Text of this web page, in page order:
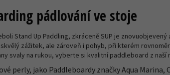
pádlování ve stoje
Stand Up Paddling, zkráceně SUP je
zážitek, ale zároveň i pohyb, při kterém
svaly na rukou, vyberte si kvalitní paddleboard z naší
perly, jako Paddleboardy značky Aqua